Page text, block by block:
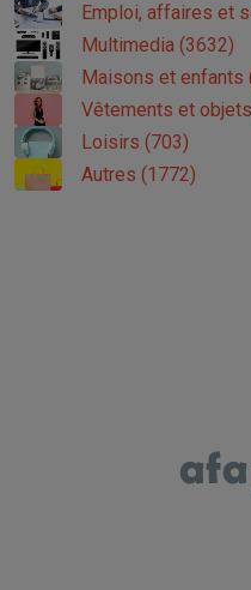
Emploi, affaires et
Multimedia (3632)
Maisons et enfants
Vêtements et
Loisirs (703)
Autres (1772)